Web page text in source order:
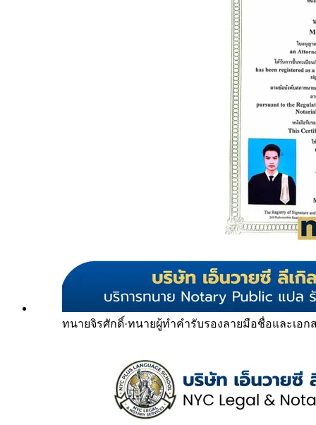
ทนายจิรศักดิ์·ทนายผู้ทำคำรับรองลายมือชื่อและเอก